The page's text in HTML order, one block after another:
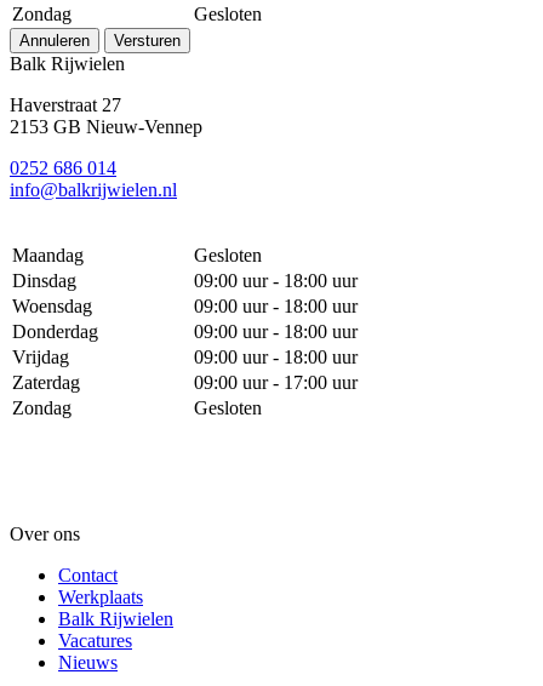
Zondag
Gesloten
Annuleren Versturen
Balk Rijwielen
Haverstraat 27
2153 GB Nieuw-Vennep
0252 686 014
info@balkrijwielen.nl
Maandag
Gesloten
Dinsdag
09:00 uur - 18:00 uur
Woensdag
09:00 uur - 18:00 uur
Donderdag
09:00 uur - 18:00 uur
Vrijdag
09:00 uur - 18:00 uur
Zaterdag
09:00 uur - 17:00 uur
Zondag
Gesloten
Over ons
Contact
Werkplaats
Balk Rijwielen
Vacatures
Nieuws